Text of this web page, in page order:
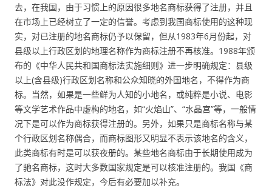
去，在我国，由于习惯上的原因很多地名商标获得了注册，并且
在市场上已经树立了一定的信誉。考虑到我国商标使用的这种现
实，对已注册的地名商标仍予以保留，但从1983年6月份起，对
县级以上行政区划的地理名称作为商标注册不再核准。1988年颁
布的《中华人民共和国商标法实施细则》进一步明确规定：县级
以上(含县级)行政区划名称和公众知晓的外国地名，不得作为商
标。当然，如果是一些鲜为人知的小地名，或纯粹是小说、电影
等文学艺术作品中虚构的地名，如“火焰山”、“水晶宫”等，一般情
况下是可以作为商标获得注册的。另外，如果只是商标名称与某
个行政区划名称偶合，而商标图形又明显不表示该地名的含义，
此类商标有时是可以获夜册的。某些地名商标由于长期使用成为
了驰名商标，这时大多数国家规定是可以核准注册的。我国《商
标法》对此没作规定，今后有必要加以补充。